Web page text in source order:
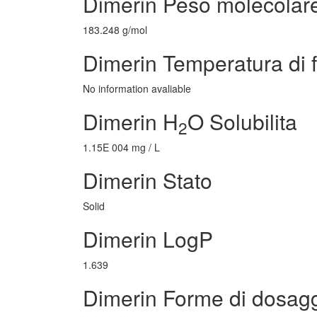
183.248 g/mol
Dimerin Temperatura di
No information avaliable
Dimerin H2O Solubilita
1.15E 004 mg / L
Dimerin Stato
Solid
Dimerin LogP
1.639
Dimerin Forme di